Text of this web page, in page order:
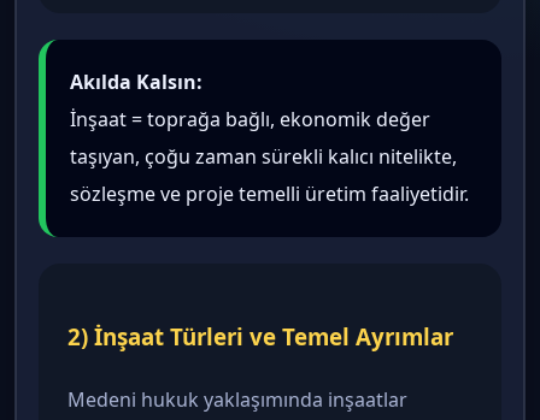
Akılda Kalsın:
İnşaat = toprağa bağlı, ekonomik değer
taşıyan, çoğu zaman sürekli kalıcı nitelikte,
sözleşme ve proje temelli üretim faaliyetidir.
2) İnşaat Türleri ve Temel Ayrımlar
Medeni hukuk yaklaşımında inşaatlar